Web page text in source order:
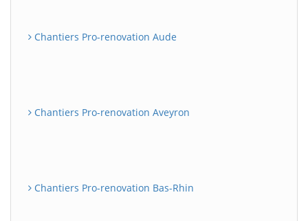
Chantiers Pro-renovation Aude
Chantiers Pro-renovation Aveyron
Chantiers Pro-renovation Bas-Rhin